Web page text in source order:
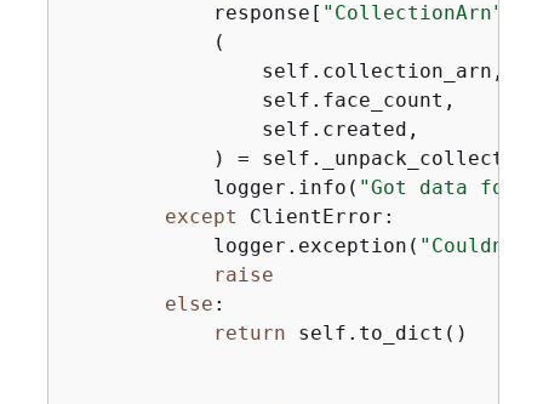
            response[
"CollectionArn"
            (
                self.collection_arn,
                self.face_count,
                self.created,
) =
            logger.info(
"Got data for
except ClientError:
            logger.exception(
"Couldn't
raise
else :
return self.to_dict()